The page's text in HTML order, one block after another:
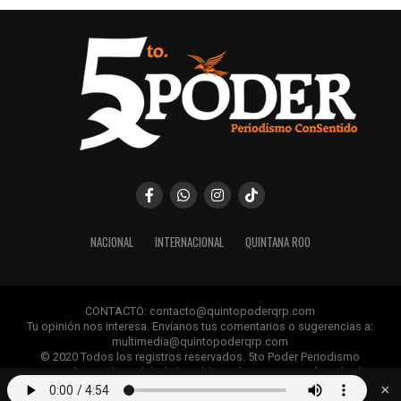
Roo, reafirmando el compromiso del gobierno estatal de
construir un futuro con prosperidad compartida.
Fuente: 5to Poder Agencia de Noticias
NACIONAL INTERNACIONAL QUINTANA ROO
CONTACTO: contacto@quintopoderqrp.com
Tu opinión nos interesa. Envíanos tus comentarios o sugerencias a:
multimedia@quintopoderqrp.com
© 2020 Todos los registros reservados. 5to Poder Periodismo
ConSentido Queda prohibida la publicación, retransmisión, edición y
cualquier uso de los contenidos sin permiso previo.
×